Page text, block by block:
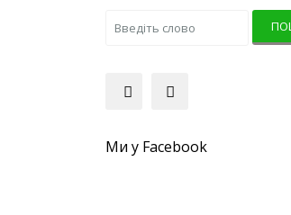
Ми у Facebook